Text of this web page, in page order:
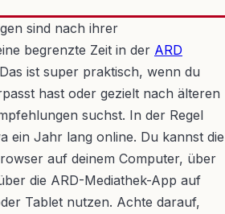
sind nach ihrer
begrenzte Zeit in der ARD
ist super praktisch, wenn du
hast oder gezielt nach älteren
suchst. In der Regel
ein Jahr lang online. Du kannst die
auf deinem Computer, über
die ARD-Mediathek-App auf
Tablet nutzen. Achte darauf,